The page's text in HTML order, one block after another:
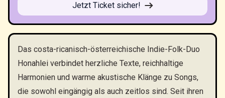
Jetzt Ticket sicher!
Das costa-ricanisch-österreichische Indie-Folk-Duo
Honahlei verbindet herzliche Texte, reichhaltige
Harmonien und warme akustische Klänge zu Songs,
die sowohl eingängig als auch zeitlos sind. Seit ihren